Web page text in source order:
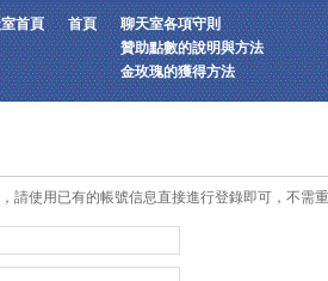
首頁 首頁
聊天室各項守則
贊助點數的說明與方法
金玫瑰的獲得方法
請使用已有的帳號信息直接進行登錄即可，不需